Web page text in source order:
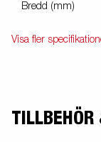
Bredd (mm)
Visa fler